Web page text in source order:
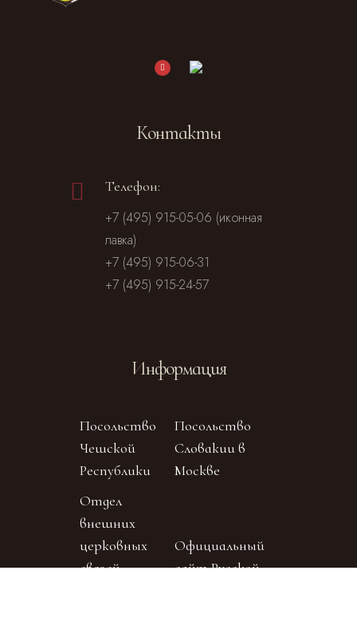
Контакты
Телефон:
+7 (495) 915-05-06 (иконная
лавка)
+7 (495) 915-06-31
+7 (495) 915-24-57
Информация
Посольство
Чешской
Республики
Посольство
Словакии в
Москве
Отдел
внешних
церковных
связей
Официальный
сайт Русской